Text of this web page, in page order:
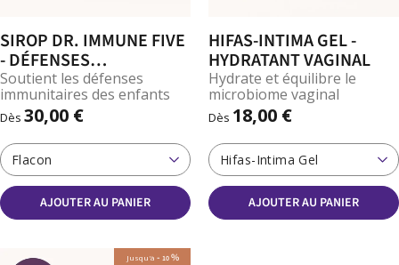
SIROP DR. IMMUNE FIVE
- DÉFENSES
IMMUNITAIRES
Soutient les défenses
immunitaires des enfants
Dès 30,00 €
Flacon
AJOUTER AU PANIER
HIFAS-INTIMA GEL -
HYDRATANT VAGINAL
Hydrate et équilibre le
microbiome vaginal
Dès 18,00 €
Hifas-Intima Gel
AJOUTER AU PANIER
Jusqu'à - 10%